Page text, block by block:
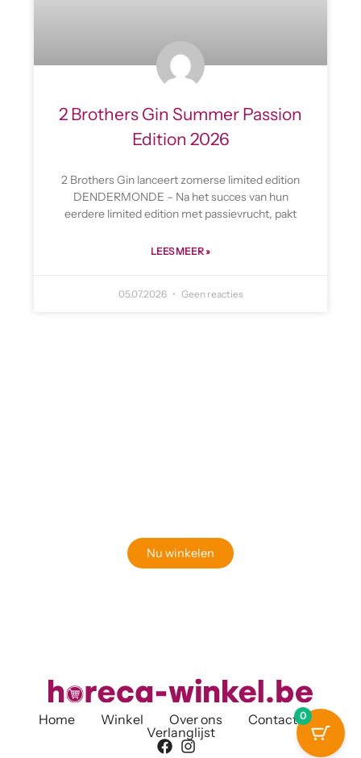
2 Brothers Gin Summer Passion
Edition 2026
2 Brothers Gin lanceert zomerse limited edition
DENDERMONDE – Na het succes van hun
eerdere limited edition met passievrucht, pakt
LEES MEER »
05.07.2026 Geen reacties
Nu winkelen
Home Winkel Over ons
Contact
Verlanglijst
0